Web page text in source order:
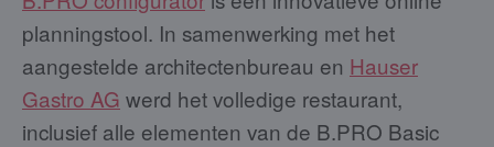
planningstool. In samenwerking met het
aangestelde architectenbureau en Hauser
Gastro AG werd het volledige restaurant,
inclusief alle elementen van de B.PRO Basic